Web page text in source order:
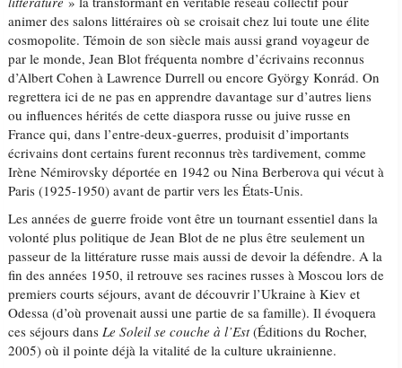
animer des salons littéraires où se croisait chez lui toute une élite
cosmopolite. Témoin de son siècle mais aussi grand voyageur de
par le monde, Jean Blot fréquenta nombre d’écrivains reconnus
d’Albert Cohen à Lawrence Durrell ou encore György Konrád. On
regrettera ici de ne pas en apprendre davantage sur d’autres liens
ou influences hérités de cette diaspora russe ou juive russe en
France qui, dans l’entre-deux-guerres, produisit d’importants
écrivains dont certains furent reconnus très tardivement, comme
Irène Némirovsky déportée en 1942 ou Nina Berberova qui vécut à
Paris (1925-1950) avant de partir vers les États-Unis.
Les années de guerre froide vont être un tournant essentiel dans la
volonté plus politique de Jean Blot de ne plus être seulement un
passeur de la littérature russe mais aussi de devoir la défendre. A la
fin des années 1950, il retrouve ses racines russes à Moscou lors de
premiers courts séjours, avant de découvrir l’Ukraine à Kiev et
Odessa (d’où provenait aussi une partie de sa famille). Il évoquera
ces séjours dansLe Soleil se couche à l’Est(Éditions du Rocher,
2005) où il pointe déjà la vitalité de la culture ukrainienne.